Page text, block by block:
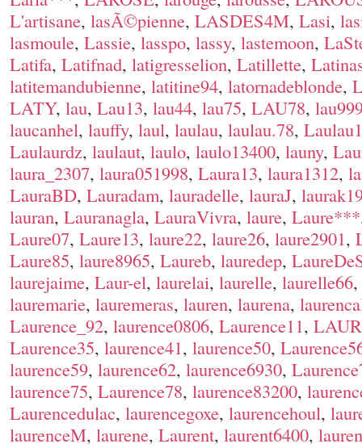
L'artisane, lasÃ©pienne, LASDES4M, Lasi,
lasmoule, Lassie, lasspo, lassy, lastemoon,
Latifa, Latifnad, latigresselion, Latillette,
latitemandubienne, latitine94, latornadeblonde,
LATY, lau, Lau13, lau44, lau75, LAU78,
laucanhel, lauffy, laul, laulau, laulau.78,
Laulaurdz, laulaut, laulo, laulo13400, launy,
laura_2307, laura051998, Laura13, laura1312,
LauraBD, Lauradam, lauradelle, lauraJ,
lauran, Lauranagla, LauraVivra, laure, Laure***
Laure07, Laure13, laure22, laure26, laure2901,
Laure85, laure8965, Laureb, lauredep,
laurejaime, Laur-el, laurelai, laurelle, laurelle66,
lauremarie, lauremeras, lauren, laurena,
Laurence_92, laurence0806, Laurence11,
Laurence35, laurence41, laurence50,
laurence59, laurence62, laurence6930,
laurence75, Laurence78, laurence83200,
Laurencedulac, laurencegoxe, laurencehoul,
laurenceM, laurene, Laurent, laurent6400,